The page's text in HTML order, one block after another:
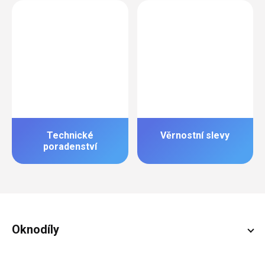
Technické
poradenství
Věrnostní slevy
Zápatí
Oknodíly